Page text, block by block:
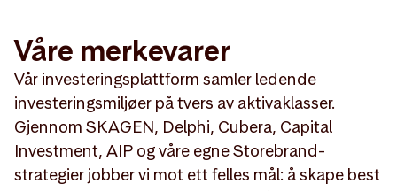
Våre merkevarer
Vår investeringsplattform samler ledende
investeringsmiljøer på tvers av aktivaklasser.
Gjennom SKAGEN, Delphi, Cubera, Capital
Investment, AIP og våre egne Storebrand-
strategier jobber vi mot ett felles mål: å skape best